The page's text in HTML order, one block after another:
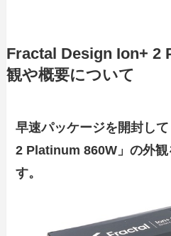
Fractal Design Ion+ 2
観や概要について
早速パッケージを開封し
2 Platinum 860W」の外観
す。